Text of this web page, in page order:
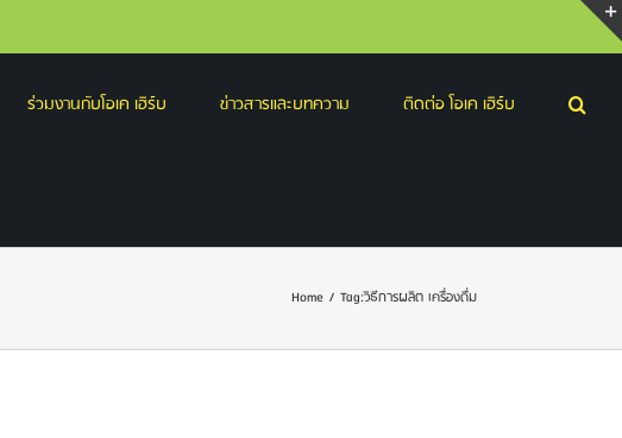
ร่วมงานกับโอเค เฮิร์บ ข่าวสารและบทความ ติดต่อ โอเค เฮิร์บ
Home / Tag:วิธีการผลิต เครื่องดื่ม